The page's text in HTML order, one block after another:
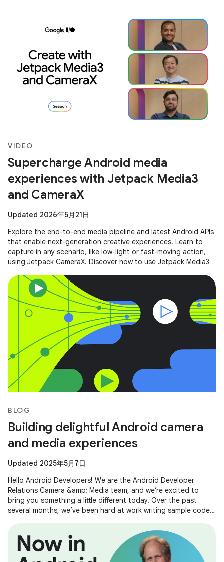
VIDEO
Supercharge Android media
experiences with Jetpack Media3
and CameraX
Updated 2026年5月21日
Explore the end-to-end media pipeline and latest Android APIs
that enable next-generation creative experiences. Learn to
capture in any scenario, like low-light or fast-moving action,
using Jetpack CameraX. Discover how to use Jetpack Media3
BLOG
Building delightful Android camera
and media experiences
Updated 2025年5月7日
Hello Android Developers! We are the Android Developer
Relations Camera &amp; Media team, and we’re excited to
bring you something a little different today. Over the past
several months, we’ve been hard at work writing sample code